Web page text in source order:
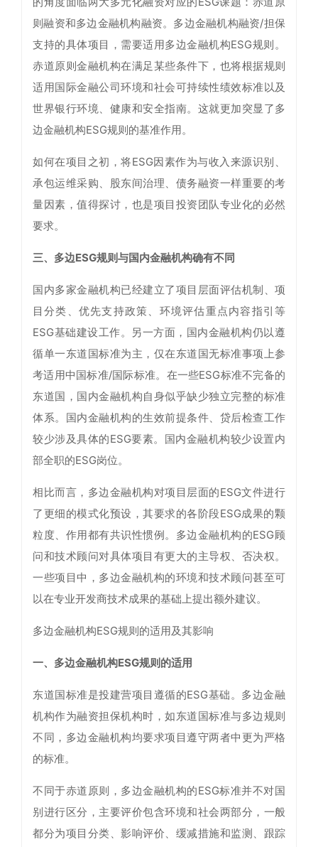
则融资和多边金融机构融资。多边金融机构融资/担保
支持的具体项目，需要适用多边金融机构ESG规则。
赤道原则金融机构在满足某些条件下，也将根据规则
适用国际金融公司环境和社会可持续性绩效标准以及
世界银行环境、健康和安全指南。这就更加突显了多
边金融机构ESG规则的基准作用。
如何在项目之初，将ESG因素作为与收入来源识别、
承包运维采购、股东间治理、债务融资一样重要的考
量因素，值得探讨，也是项目投资团队专业化的必然
要求。
三、多边ESG规则与国内金融机构确有不同
国内多家金融机构已经建立了项目层面评估机制、项
目分类、优先支持政策、环境评估重点内容指引等
ESG基础建设工作。另一方面，国内金融机构仍以遵
循单一东道国标准为主，仅在东道国无标准事项上参
考适用中国标准/国际标准。在一些ESG标准不完备的
东道国，国内金融机构自身似乎缺少独立完整的标准
体系。国内金融机构的生效前提条件、贷后检查工作
较少涉及具体的ESG要素。国内金融机构较少设置内
部全职的ESG岗位。
相比而言，多边金融机构对项目层面的ESG文件进行
了更细的模式化预设，其要求的各阶段ESG成果的颗
粒度、作用都有共识性惯例。多边金融机构的ESG顾
问和技术顾问对具体项目有更大的主导权、否决权。
一些项目中，多边金融机构的环境和技术顾问甚至可
以在专业开发商技术成果的基础上提出额外建议。
多边金融机构ESG规则的适用及其影响
一、多边金融机构ESG规则的适用
东道国标准是投建营项目遵循的ESG基础。多边金融
机构作为融资担保机构时，如东道国标准与多边规则
不同，多边金融机构均要求项目遵守两者中更为严格
的标准。
不同于赤道原则，多边金融机构的ESG标准并不对国
别进行区分，主要评价包含环境和社会两部分，一般
都分为项目分类、影响评价、缓减措施和监测、跟踪